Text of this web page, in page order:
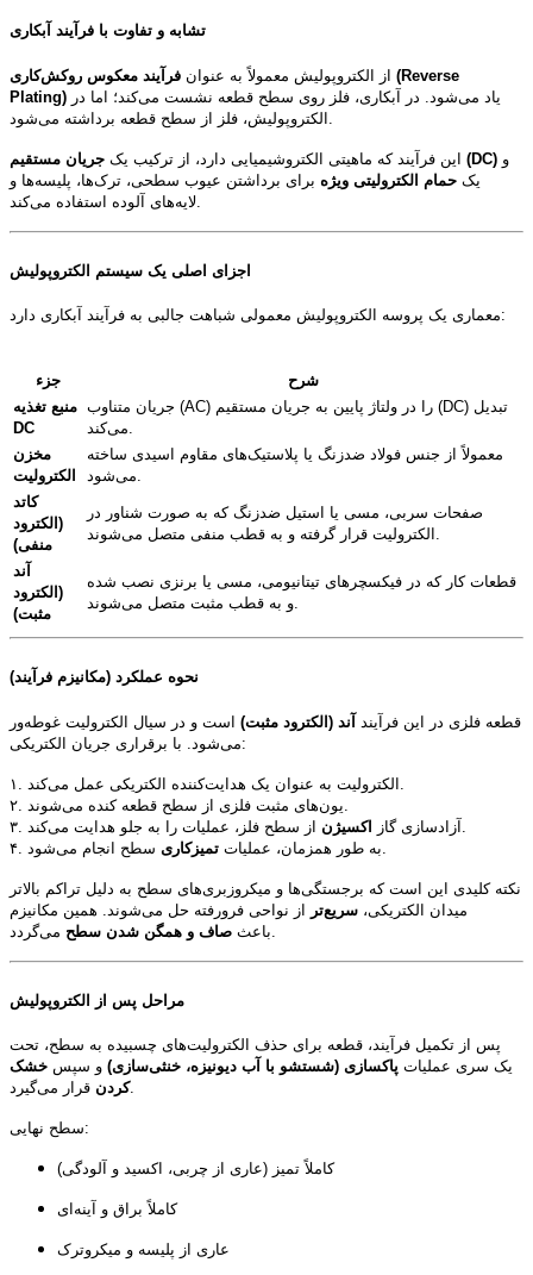
تشابه و تفاوت با فرآیند آبکاری
از الکتروپولیش معمولاً به عنوان فرآیند معکوس روکش‌کاری (Reverse
Plating)
الکتروپولیش، فلز از سطح قطعه برداشته می‌شود.
این فرآیند که ماهیتی الکتروشیمیایی دارد، از ترکیب یک جریان مستقیم (DC)
یک حمام الکترولیتی ویژه برای برداشتن عیوب سطحی، ترک‌ها، پلیسه‌ها و
لایه‌های آلوده استفاده می‌کند.
اجزای اصلی یک سیستم الکتروپولیش
معماری یک پروسه الکتروپولیش معمولی شباهت جالبی به فرآیند آبکاری دارد:
جزء
شرح
منبع تغذیه
DC
جریان متناوب (AC) را در ولتاژ پایین به جریان مستقیم (DC) تبدیل
می‌کند.
مخزن
الکترولیت
معمولاً از جنس فولاد ضدزنگ یا پلاستیک‌های مقاوم اسیدی ساخته
می‌شود.
کاتد
(الکترود
منفی)
صفحات سربی، مسی یا استیل ضدزنگ که به صورت شناور در
الکترولیت قرار گرفته و به قطب منفی متصل می‌شوند.
آند
(الکترود
مثبت)
قطعات کار که در فیکسچرهای تیتانیومی، مسی یا برنزی نصب شده
و به قطب مثبت متصل می‌شوند.
نحوه عملکرد (مکانیزم فرآیند)
قطعه فلزی در این فرآیند آند (الکترود مثبت) است و در سیال الکترولیت غوطه‌ور
می‌شود. با برقراری جریان الکتریکی:
۳. آزادسازی گاز
اکسیژن
۴. به طور همزمان، عملیات تمیزکاری
نکته کلیدی این است که برجستگی‌ها و میکروزبری‌های سطح به دلیل تراکم بالاتر
میدان الکتریکی، سریع‌تر
از نواحی فرورفته حل می‌شوند. همین مکانیزم
باعث صاف و همگن شدن سطح
مراحل پس از الکتروپولیش
پس از تکمیل فرآیند، قطعه برای حذف الکترولیت‌های چسبیده به سطح، تحت
یک سری عملیات پاکسازی (شستشو با آب دیونیزه، خنثی‌سازی) و سپس خشک
کردنقرار می‌گیرد.
سطح نهایی:
کاملاً تمیز (عاری از چربی، اکسید و آلودگی)
کاملاً براق و آینه‌ای
عاری از پلیسه و میکروترک